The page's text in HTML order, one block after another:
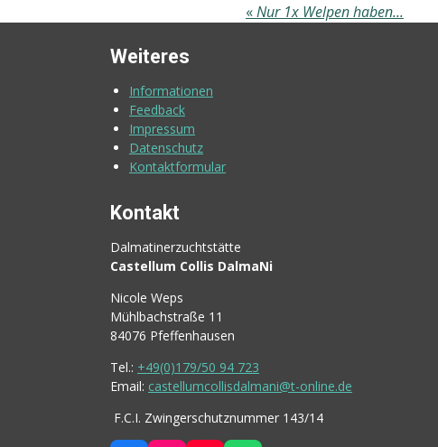
«Nur 1x Welpen haben...
Weiteres
Informationen
Feedback
Impressum
Datenschutz
Kontaktformular
Kontakt
Dalmatinerzuchtstätte
Castellum Collis DalmaNi
Nicole Weps
Mühlbachstraße 11
84076 Pfeffenhausen
Tel.: +49(0)179/50 94 723
Email: castellumcollisdalmani@t-online.de
F.C.I. Zwingerschutznummer 143/14